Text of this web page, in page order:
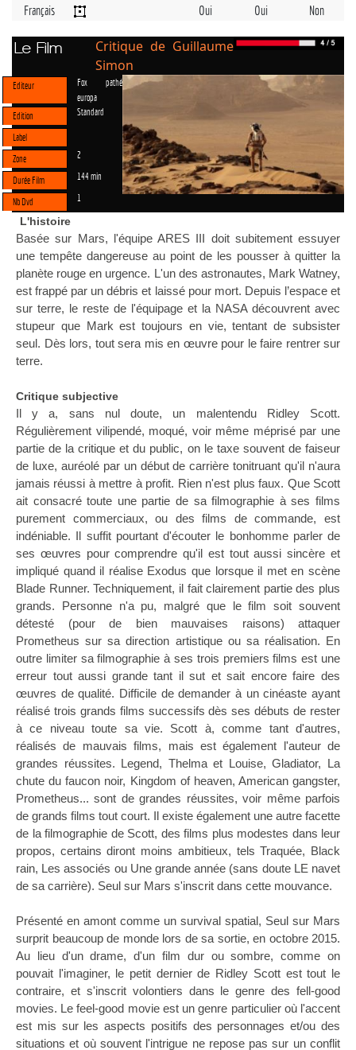
Français
Oui Oui Non
Le Film
Critique de Guillaume
Simon
Editeur
Fox pathé
europa
Edition
Standard
Label
Zone
2
Durée Film 144 min
Nb Dvd 1
L'histoire
Basée sur Mars, l'équipe ARES III doit subitement essuyer
une tempête dangereuse au point de les pousser à quitter la
planète rouge en urgence. L'un des astronautes, Mark Watney,
est frappé par un débris et laissé pour mort. Depuis l’espace et
sur terre, le reste de l'équipage et la NASA découvrent avec
stupeur que Mark est toujours en vie, tentant de subsister
seul. Dès lors, tout sera mis en œuvre pour le faire rentrer sur
terre.
Critique subjective
Il y a, sans nul doute, un malentendu Ridley Scott.
Régulièrement vilipendé, moqué, voir même méprisé par une
partie de la critique et du public, on le taxe souvent de faiseur
de luxe, auréolé par un début de carrière tonitruant qu'il n'aura
jamais réussi à mettre à profit. Rien n'est plus faux. Que Scott
ait consacré toute une partie de sa filmographie à ses films
purement commerciaux, ou des films de commande, est
indéniable. Il suffit pourtant d'écouter le bonhomme parler de
ses œuvres pour comprendre qu'il est tout aussi sincère et
impliqué quand il réalise Exodus que lorsque il met en scène
Blade Runner. Techniquement, il fait clairement partie des plus
grands. Personne n'a pu, malgré que le film soit souvent
détesté (pour de bien mauvaises raisons) attaquer
Prometheus sur sa direction artistique ou sa réalisation. En
outre limiter sa filmographie à ses trois premiers films est une
erreur tout aussi grande tant il sut et sait encore faire des
œuvres de qualité. Difficile de demander à un cinéaste ayant
réalisé trois grands films successifs dès ses débuts de rester
à ce niveau toute sa vie. Scott à, comme tant d'autres,
réalisés de mauvais films, mais est également l'auteur de
grandes réussites. Legend, Thelma et Louise, Gladiator, La
chute du faucon noir, Kingdom of heaven, American gangster,
Prometheus... sont de grandes réussites, voir même parfois
de grands films tout court. Il existe également une autre facette
de la filmographie de Scott, des films plus modestes dans leur
propos, certains diront moins ambitieux, tels Traquée, Black
rain, Les associés ou Une grande année (sans doute LE navet
de sa carrière). Seul sur Mars s'inscrit dans cette mouvance.
Présenté en amont comme un survival spatial, Seul sur Mars
surprit beaucoup de monde lors de sa sortie, en octobre 2015.
Au lieu d'un drame, d'un film dur ou sombre, comme on
pouvait l'imaginer, le petit dernier de Ridley Scott est tout le
contraire, et s'inscrit volontiers dans le genre des fell-good
movies. Le feel-good movie est un genre particulier où l'accent
est mis sur les aspects positifs des personnages et/ou des
situations et où souvent l'intrigue ne repose pas sur un conflit